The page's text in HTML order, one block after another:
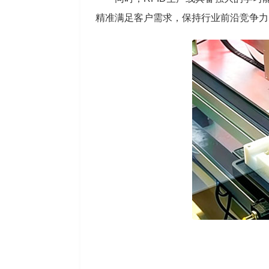
精准满足客户需求，保持行业前沿竞争